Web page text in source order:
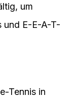
um
und E-E-A-T-
Tennis in